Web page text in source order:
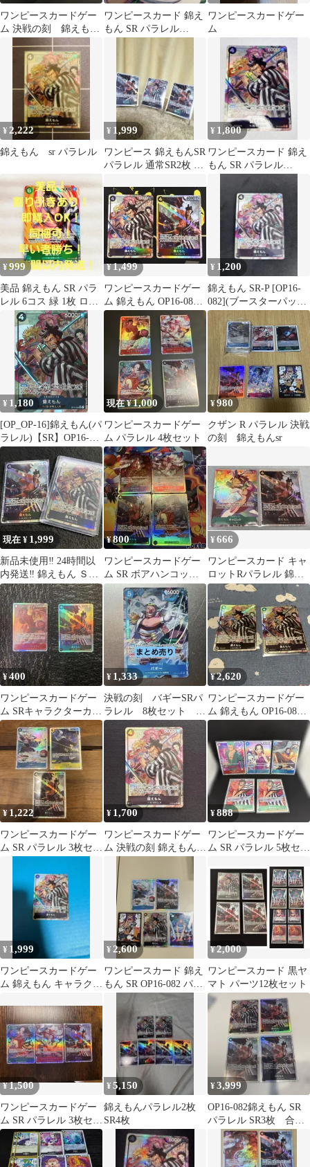
ワンピースカードゲー
ム 決戦の刻 錦えもん
ワンピースカード 錦え
もん SR パラレル
ワンピースカードゲー
ム
¥ 2,222
錦えもん sr パラレル
¥ 1,999
ワンピース 錦えもんSR
パラレル 通常SR2枚 ま
¥ 1,800
ワンピースカード 錦え
もん SR パラレル
OP16-082
¥999
美品 錦えもん SR パラ
レル 6コス 緑 1枚 ロマ
ンスドーン
¥1,499
ワンピースカードゲー
ム 錦えもん OP16-082
SR パラレル sr セット
¥ 1,200
錦えもん SR-P [OP16-
082](ブースターパック
「決戦の刻」)
¥ 1,180
[OP_OP-16]錦えもん(パ
ラレル)【SR】OP16-
082 IT374NL9CUJ8
現在 ¥1,000
ワンピースカードゲー
ム パラレル 4枚セット
¥980
クザン R パラレル 決戦
の刻 錦えもんsr
現在 ¥1,999
新品未使用‼ 24時間以
内発送‼ 錦えもん ＳＲ
パラレル 2枚セット
¥800
ワンピースカードゲー
ム SR ボアハンコック
等4枚セット
¥666
ワンピースカード キャ
ロットRパラレル 錦え
もんSR
¥400
ワンピースカードゲー
ム SRキャラクターカー
ド 2枚セット
¥ 1,333
決戦の刻 バギーSRパ
ラレル 8枚セット ま
とめ売り
¥2,620
ワンピースカードゲー
ム 錦えもん OP16-082
SR パラレル 2枚
¥ 1,222
ワンピースカードゲー
ム SR パラレル 3枚セッ
¥ 1,700
ワンピースカードゲー
ム 決戦の刻 錦えもん
SR パラレル OP16-082
¥888
ワンピースカードゲー
ム SR パラレル 5枚セッ
¥ 1,999
ワンピースカードゲー
ム 錦えもん キャラクタ
¥ 2,600
ワンピースカード 錦え
もん SR OP16-082 パラ
レルまとめ品
¥ 2,000
ワンピースカード 黒ヤ
マト パーツ12枚セット
¥1,500
ワンピースカードゲー
ム SR パラレル 3枚セッ
ト
¥5,150
錦えもんパラレル2枚
SR4枚
¥3,999
OP16-082錦えもん SR
パラレル SR3枚 合計4
枚セット